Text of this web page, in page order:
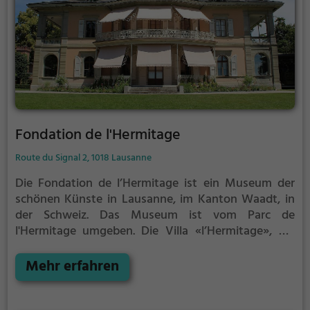
auf dem Kunst- und Kulturareal «Plateforme 10»
fand am Wochenende vom 18. und 19. Juni 2022
statt.
Fondation de l'Hermitage
Route du Signal 2, 1018 Lausanne
Die Fondation de l’Hermitage ist ein Museum der
schönen Künste in Lausanne, im Kanton Waadt, in
der Schweiz. Das Museum ist vom Parc de
l'Hermitage umgeben. Die Villa «l’Hermitage», die
wurde zwischen 1850 und 1853 für den Lausanner
Bankier Charles-Juste Bugnion (1811–1897) auf einem
Mehr erfahren